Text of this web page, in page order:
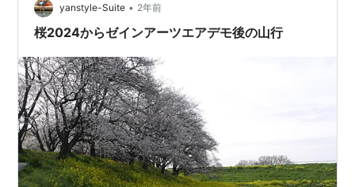
yanstyle-Suite • 2年前
桜2024からゼインアーツエアデモ後の山行